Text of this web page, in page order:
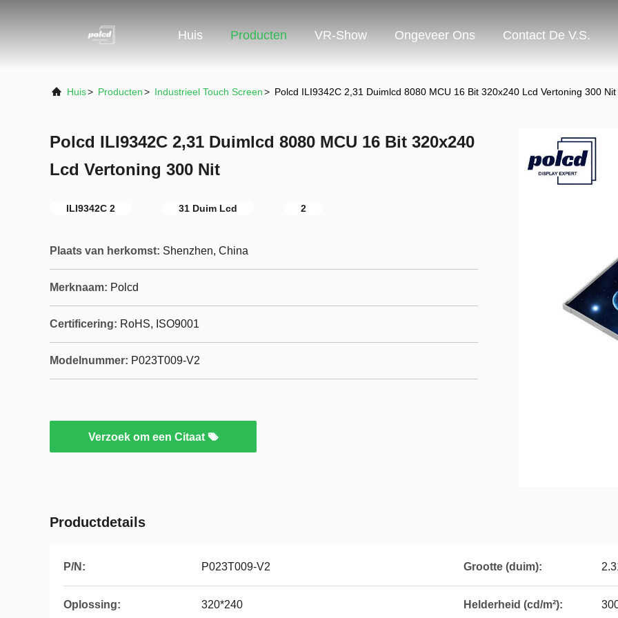
Huis Producten VR-Show Ongeveer Ons Contact De V.S.
Huis> Producten> Industrieel Touch Screen> Polcd ILI9342C 2,31 Duimlcd 8080 MCU 16 Bit 320x240 Lcd Vertoning 300 Nit
Polcd ILI9342C 2,31 Duimlcd 8080 MCU 16 Bit 320x240
Lcd Vertoning 300 Nit
ILI9342C 2 31 Duim Lcd 2
Plaats van herkomst: Shenzhen, China
Merknaam: Polcd
Certificering: RoHS, ISO9001
Modelnummer: P023T009-V2
Verzoek om een Citaat
Productdetails
P/N: P023T009-V2 Grootte (duim):
Oplossing: 320*240 Helderheid (cd/m²):